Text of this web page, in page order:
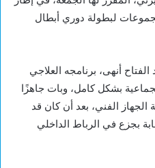
لبطولة دوري أبطال
أنهى، برنامجه العلاجي
بشكل كامل، وبات جاهزًا
الجهاز الفني، بعد أن كان قد
بجزع في الرباط الداخلي